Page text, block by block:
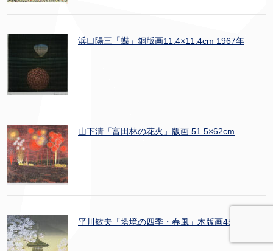
浜口陽三「蝶」銅版画11.4×11.4cm 1967年
山下清「富田林の花火」版画 51.5×62cm
平川敏夫「塔境の四季・春風」木版画45×33cm